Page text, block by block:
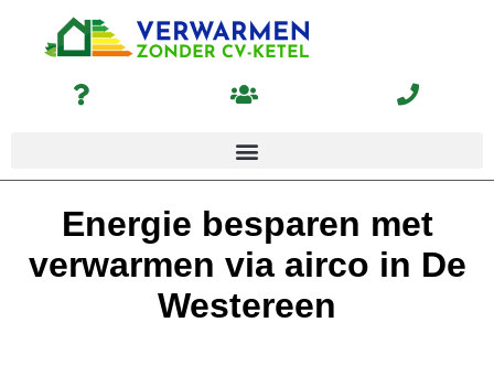
Energie besparen met
verwarmen via airco in De
Westereen